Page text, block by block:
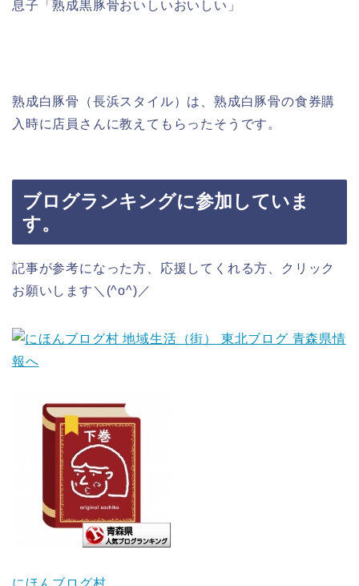
息子「熟成黒豚骨おいしいおいしい」
熟成白豚骨（長浜スタイル）は、熟成白豚骨の食券購
入時に店員さんに教えてもらったそうです。
ブログランキングに参加していま
す。
記事が参考になった方、応援してくれる方、クリック
お願いします＼(^o^)／
にほんブログ村